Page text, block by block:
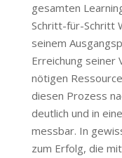
gesamten
Schritt-für-Schritt
seinem
Erreichung seiner
nötigen
diesen Prozess
deutlich und in
messbar. In
zum Erfolg, die